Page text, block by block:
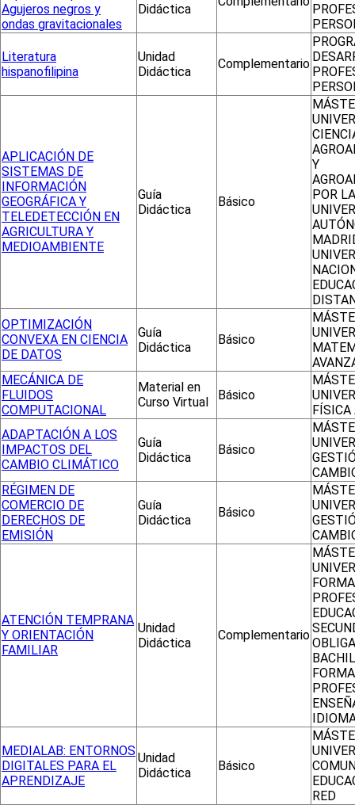
Agujeros negros y
ondas gravitacionales
Didáctica
Literatura
hispanofilipina
Unidad
Didáctica
Complementario
APLICACIÓN DE
SISTEMAS DE
INFORMACIÓN
GEOGRÁFICA Y
TELEDETECCIÓN EN
AGRICULTURA Y
MEDIOAMBIENTE
Guía
Didáctica
Básico
Y
POR LA
OPTIMIZACIÓN
CONVEXA EN CIENCIA
DE DATOS
Guía
Didáctica
Básico
MECÁNICA DE
FLUIDOS
COMPUTACIONAL
Material en
Curso Virtual
Básico
FÍSICA
ADAPTACIÓN A LOS
IMPACTOS DEL
CAMBIO CLIMÁTICO
Guía
Didáctica
Básico
RÉGIMEN DE
COMERCIO DE
DERECHOS DE
EMISIÓN
Guía
Didáctica
Básico
ATENCIÓN TEMPRANA
Y ORIENTACIÓN
FAMILIAR
Unidad
Didáctica
Complementario
MEDIALAB: ENTORNOS
DIGITALES PARA EL
APRENDIZAJE
Unidad
Didáctica
Básico
RED